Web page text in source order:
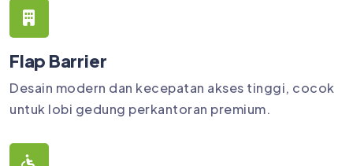
Flap Barrier
Desain modern dan kecepatan akses tinggi, cocok
untuk lobi gedung perkantoran premium.